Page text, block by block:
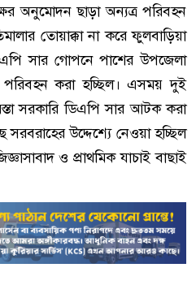
অনুমোদন ছাড়া অন্যত্র পরিবহন
তোয়াক্কা না করে ফুলবাড়িয়া
সার গোপনে পাশের উপজেলা
পরিবহন করা হচ্ছিল। এসময় দুই
সরকারি ডিএপি সার আটক করা
সরবরাহের উদ্দেশ্যে নেওয়া হচ্ছিল
ও প্রাথমিক যাচাই বাছাই